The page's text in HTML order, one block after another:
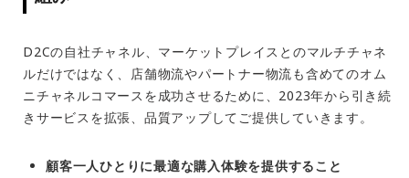
D2Cの自社チャネル、マーケットプレイスとのマルチチャネ
ルだけではなく、店舗物流やパートナー物流も含めてのオム
ニチャネルコマースを成功させるために、2023年から引き続
きサービスを拡張、品質アップしてご提供していきます。
顧客一人ひとりに最適な購入体験を提供すること